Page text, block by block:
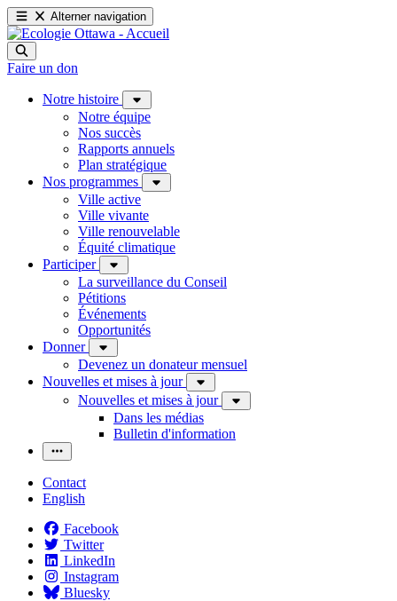
Alterner navigation
Faire un don
Notre histoire
Notre équipe
Nos succès
Rapports annuels
Plan stratégique
Nos programmes
Ville active
Ville vivante
Ville renouvelable
Équité climatique
Participer
La surveillance du Conseil
Pétitions
Événements
Opportunités
Donner
Devenez un donateur mensuel
Nouvelles et mises à jour
Nouvelles et mises à jour
Dans les médias
Bulletin d'information
Contact
English
Facebook
Twitter
LinkedIn
Instagram
Bluesky